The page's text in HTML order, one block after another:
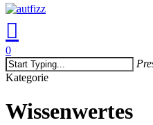
search
account
0
Menu
Close
Kategorie
Wissenwertes